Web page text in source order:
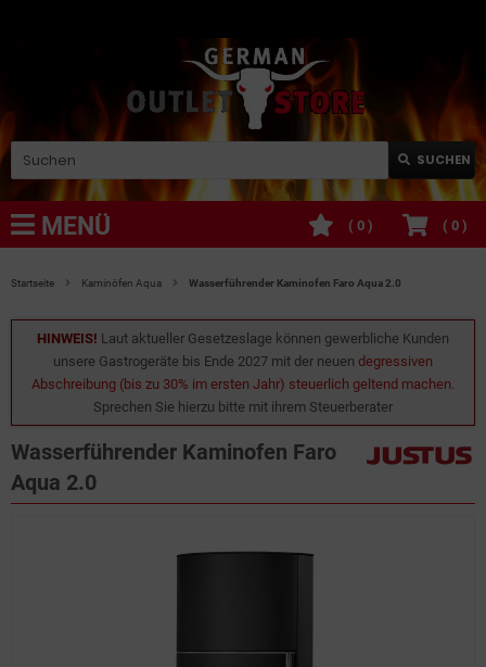
SUCHEN
MENÜ ( 0 )
( 0 )
Startseite Kaminöfen Aqua Wasserführender Kaminofen Faro Aqua 2.0
HINWEIS! Laut aktueller Gesetzeslage können gewerbliche Kunden
unsere Gastrogeräte bis Ende 2027 mit der neuen degressiven
Abschreibung (bis zu 30% im ersten Jahr) steuerlich geltend machen.
Sprechen Sie hierzu bitte mit ihrem Steuerberater
Wasserführender Kaminofen Faro
Aqua 2.0